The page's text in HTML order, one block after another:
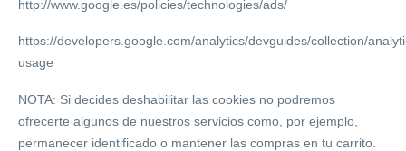
http://www.google.es/policies/technologies/ads/
https://developers.google.com/analytics/devguides/collection/
usage
NOTA: Si decides deshabilitar las cookies no podremos
ofrecerte algunos de nuestros servicios como, por ejemplo,
permanecer identificado o mantener las compras en tu carrito.